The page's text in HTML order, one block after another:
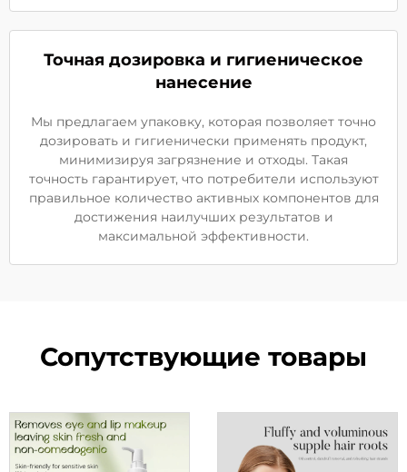
Точная дозировка и гигиеническое
нанесение
Мы предлагаем упаковку, которая позволяет точно
дозировать и гигиенически применять продукт,
минимизируя загрязнение и отходы. Такая
точность гарантирует, что потребители используют
правильное количество активных компонентов для
достижения наилучших результатов и
максимальной эффективности.
Сопутствующие товары